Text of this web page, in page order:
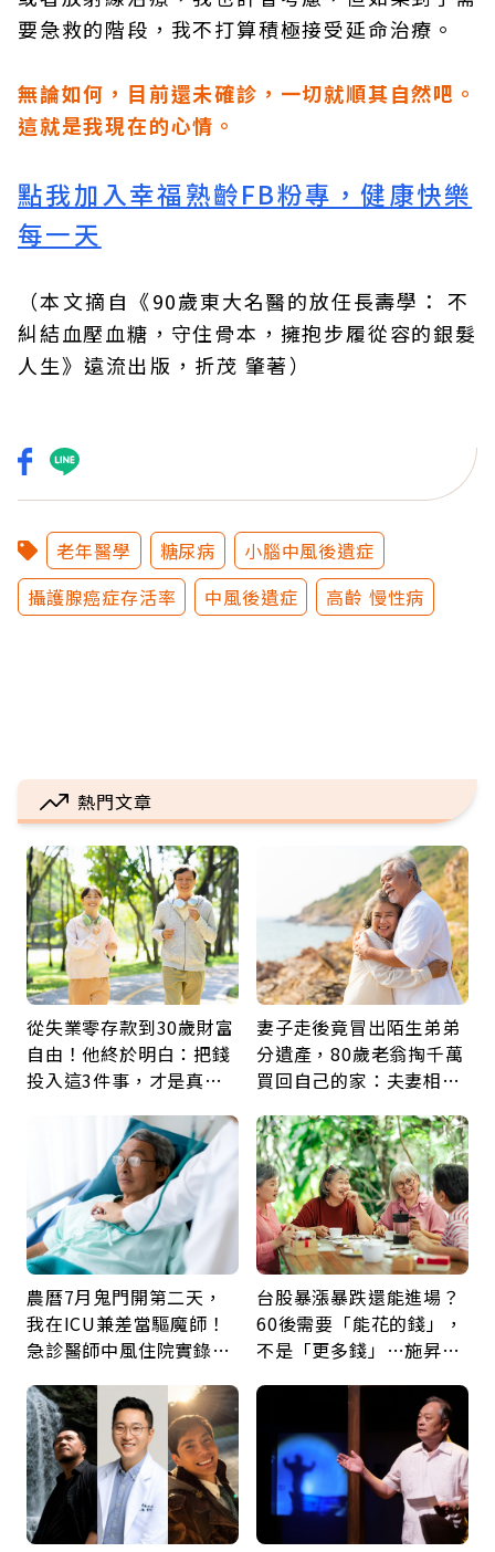
要急救的階段，我不打算積極接受延命治療。
無論如何，目前還未確診，一切就順其自然吧。
這就是我現在的心情。
點我加入幸福熟齡FB粉專，健康快樂
每一天
（本文摘自《90歲東大名醫的放任長壽學： 不
糾結血壓血糖，守住骨本，擁抱步履從容的銀髮
人生》 遠流出版， 折茂 肇著）
老年醫學 糖尿病
小腦中風後遺症
攝護腺癌症存活率
中風後遺症 高齡 慢性病
熱門文章
從失業零存款到30歲財富
自由！他終於明白：把錢
投入這3件事，才是真正
妻子走後竟冒出陌生弟弟
分遺產，80歲老翁掏千萬
買回自己的家：夫妻相守
農曆7月鬼門開第二天，
我在ICU兼差當驅魔師！
急診醫師中風住院實錄：
台股暴漲暴跌還能進場？
60後需要「能花的錢」，
不是「更多錢」…施昇